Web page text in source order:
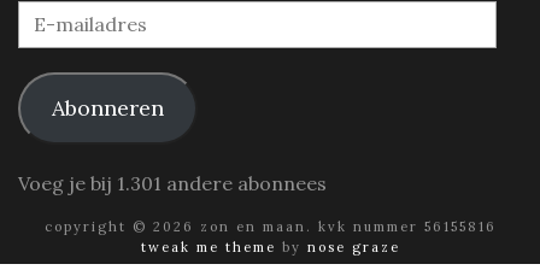
E-
mailadres
Abonneren
Voeg je bij 1.301 andere abonnees
copyright © 2026 zon en maan. kvk nummer 56155816
tweak me theme by nose graze